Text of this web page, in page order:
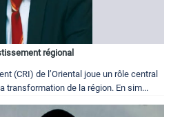
régional
(CRI) de l’Oriental joue un rôle central
transformation de la région. En sim...